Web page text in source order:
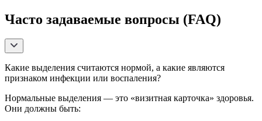
Часто задаваемые вопросы (FAQ)
Какие выделения считаются нормой, а какие являются
признаком инфекции или воспаления?
Нормальные выделения — это «визитная карточка» здоровья.
Они должны быть: